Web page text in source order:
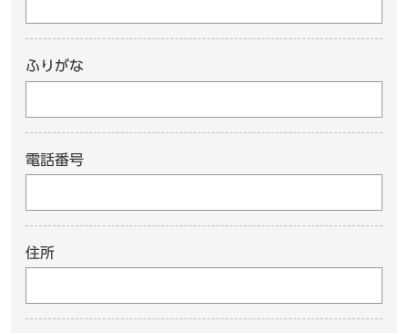
ふりがな
電話番号
住所